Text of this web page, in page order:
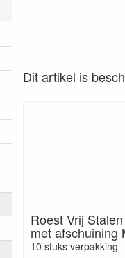
Dit artikel is
Roest Vrij
met afschuining
10 stuks verpakking